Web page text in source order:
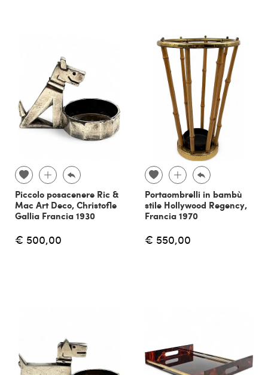
Piccolo posacenere Ric &
Mac Art Deco, Christofle
Gallia Francia 1930
€ 500,00
Portaombrelli in bambù
stile Hollywood Regency,
Francia 1970
€ 550,00